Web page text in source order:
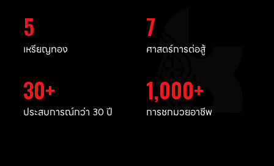
5
เหรียญทอง
7
ศาสตร์การต่อสู้
30
ประสบการณ์กว่า 30 ปี
1,000
การชกมวยอาชีพ